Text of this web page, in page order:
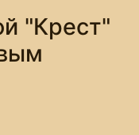
"Крест"